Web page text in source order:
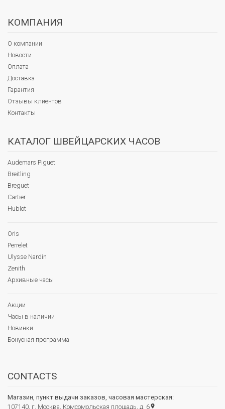
КОМПАНИЯ
О компании
Новости
Оплата
Доставка
Гарантия
Отзывы клиентов
Контакты
КАТАЛОГ ШВЕЙЦАРСКИХ ЧАСОВ
Audemars Piguet
Breitling
Breguet
Cartier
Hublot
Oris
Perrelet
Ulysse Nardin
Zenith
Архивные часы
Акции
Часы в наличии
Новинки
Бонусная программа
CONTACTS
Магазин, пункт выдачи заказов, часовая мастерская:
107140, г. Москва, Комсомольская площадь, д. 6place